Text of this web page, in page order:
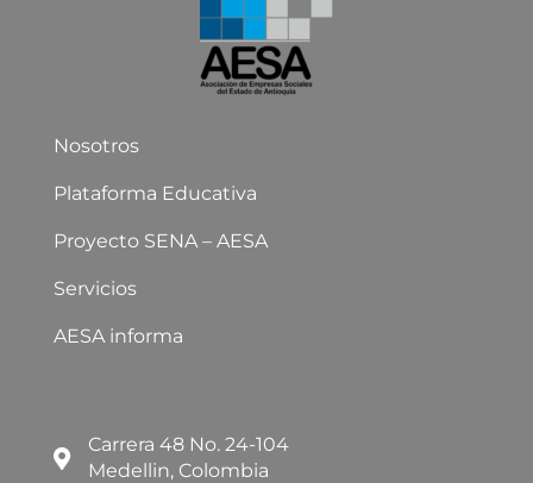
Nosotros
Plataforma Educativa
Proyecto SENA – AESA
Servicios
AESA informa
Carrera 48 No. 24-104
Medellin, Colombia